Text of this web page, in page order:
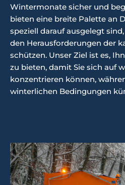
Wintermonate sicher und
bieten eine breite Palette an
speziell darauf ausgelegt
den Herausforderungen der
schützen. Unser Ziel ist es,
zu bieten, damit Sie sich auf
konzentrieren können,
winterlichen Bedingungen